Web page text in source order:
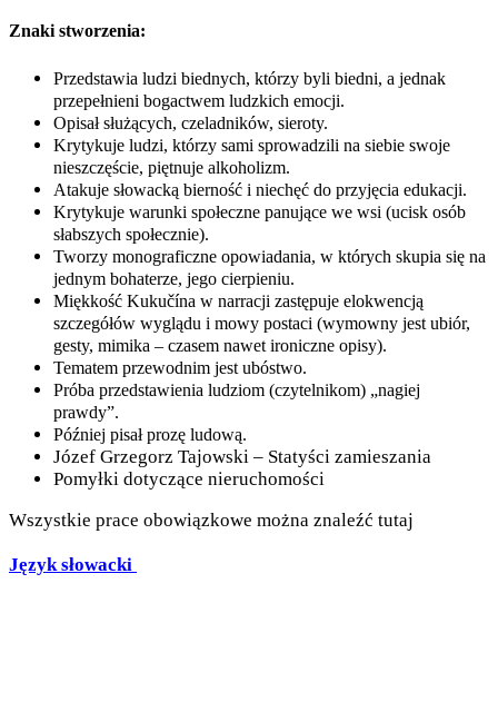
Znaki stworzenia:
Przedstawia ludzi biednych, którzy byli biedni, a jednak
przepełnieni bogactwem ludzkich emocji.
Opisał służących, czeladników, sieroty.
Krytykuje ludzi, którzy sami sprowadzili na siebie swoje
nieszczęście, piętnuje alkoholizm.
Atakuje słowacką bierność i niechęć do przyjęcia edukacji.
Krytykuje warunki społeczne panujące we wsi (ucisk osób
słabszych społecznie).
Tworzy monograficzne opowiadania, w których skupia się na
jednym bohaterze, jego cierpieniu.
Miękkość Kukučína w narracji zastępuje elokwencją
szczegółów wyglądu i mowy postaci (wymowny jest ubiór,
gesty, mimika – czasem nawet ironiczne opisy).
Tematem przewodnim jest ubóstwo.
Próba przedstawienia ludziom (czytelnikom) „nagiej
prawdy”.
Później pisał prozę ludową.
Józef Grzegorz Tajowski – Statyści zamieszania
Pomyłki dotyczące nieruchomości
Wszystkie prace obowiązkowe można znaleźć tutaj
Język słowacki